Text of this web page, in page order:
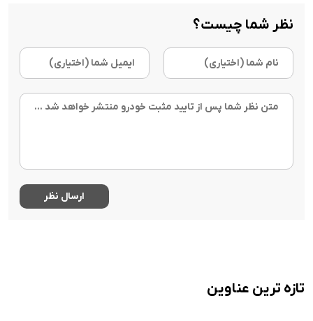
نظر شما چیست؟
تازه ترین عناوین